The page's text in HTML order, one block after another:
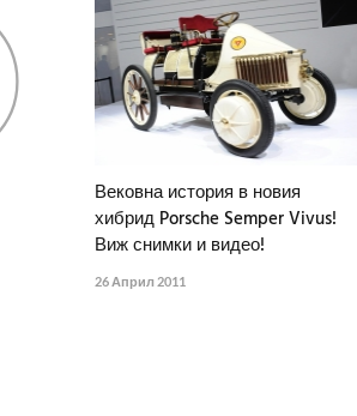
Вековна история в новия
хибрид Porsche Semper Vivus!
Виж снимки и видео!
26 Април 2011